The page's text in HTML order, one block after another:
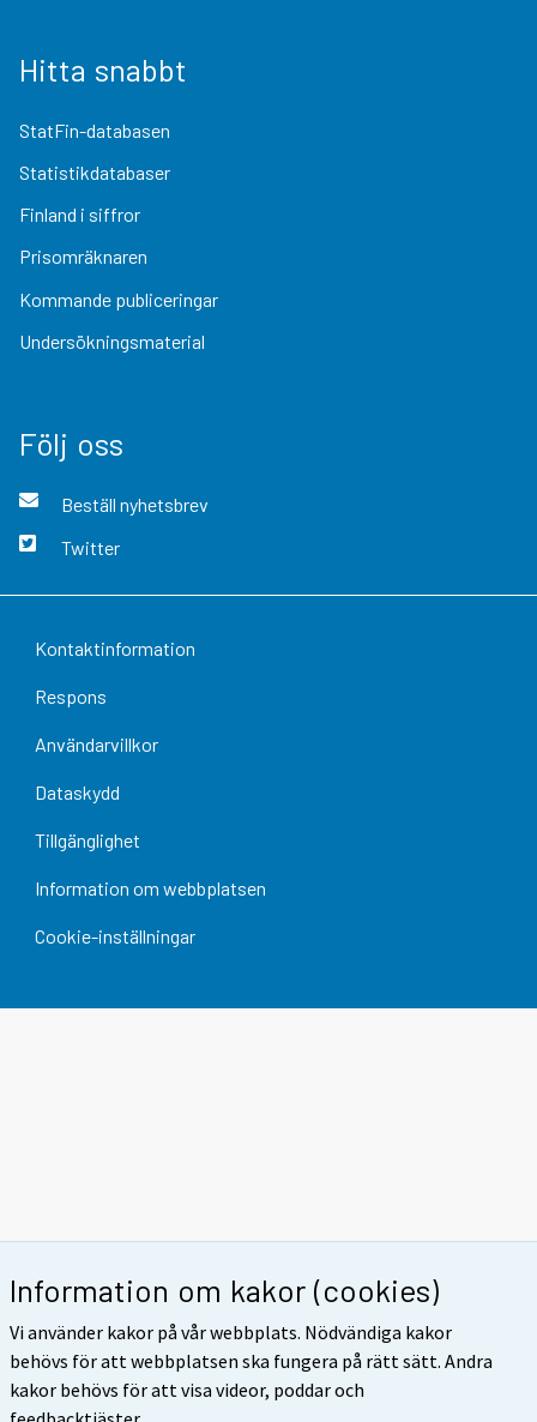
Information om kakor (cookies)
Vi använder kakor på vår webbplats. Nödvändiga kakor
behövs för att webbplatsen ska fungera på rätt sätt. Andra
kakor behövs för att visa videor, poddar och
Hitta snabbt
StatFin-databasen
Statistikdatabaser
Finland i siffror
Prisomräknaren
Kommande publiceringar
Undersökningsmaterial
Följ oss
Beställ nyhetsbrev
Twitter
Kontaktinformation
Respons
Användarvillkor
Dataskydd
Tillgänglighet
Information om webbplatsen
Cookie-inställningar